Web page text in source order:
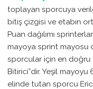
toplayan sporcuya
bitiş çizgisi ve etabın
Puan dağılımı
mayoya sprint mayosu
sporcular için en doğru
Bitirici”dir. Yeşil
elinde tutan sporcu Eric